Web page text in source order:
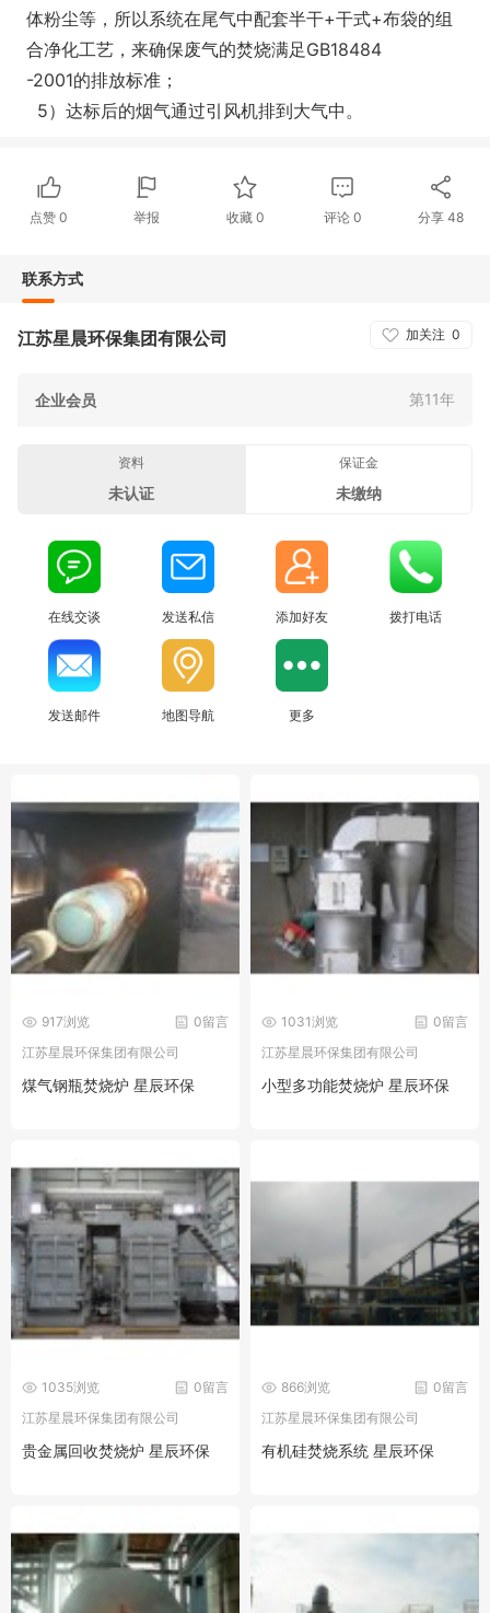
体粉尘等，所以系统在尾气中配套半干+干式+布袋的组
合净化工艺，来确保废气的焚烧满足GB18484
-2001的排放标准；
5）达标后的烟气通过引风机排到大气中。
点赞0 举报 收藏 0 评论0 分享48
联系方式
加关注 0
江苏星晨环保集团有限公司
企业会员 第11年
资料
未认证
保证金
未缴纳
在线交谈 发送私信 添加好友 拨打电话
发送邮件 地图导航 更多
0留言
917浏览
江苏星晨环保集团有限公司
煤气钢瓶焚烧炉 星辰环保
0留言
1031浏览
江苏星晨环保集团有限公司
小型多功能焚烧炉 星辰环保
0留言
1035浏览
江苏星晨环保集团有限公司
贵金属回收焚烧炉 星辰环保
0留言
866浏览
江苏星晨环保集团有限公司
有机硅焚烧系统 星辰环保